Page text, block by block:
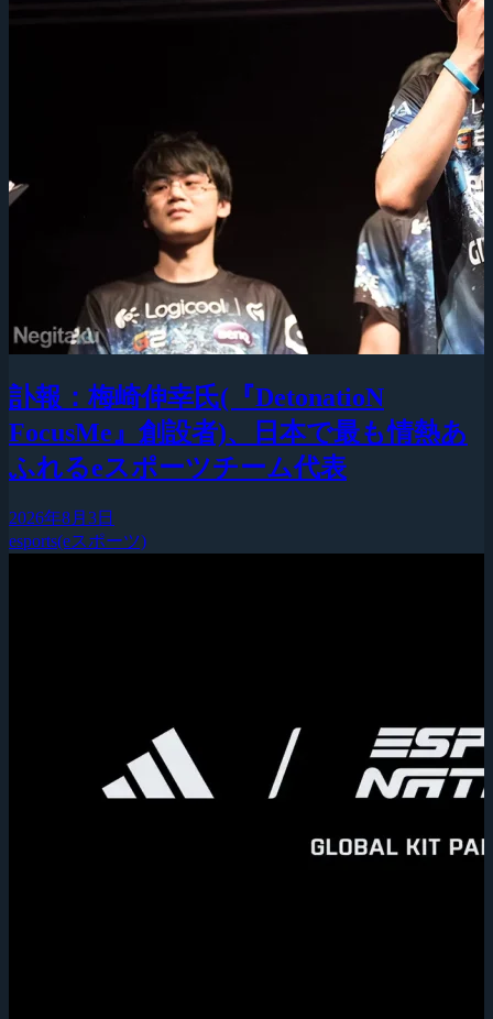
訃報：梅崎伸幸氏(『DetonatioN
FocusMe』創設者)、日本で最も情熱あ
ふれるeスポーツチーム代表
2026年8月3日
esports(eスポーツ)